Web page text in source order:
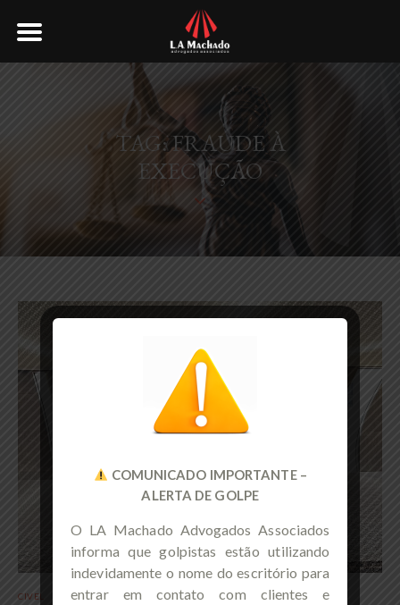
TAG: FRAUDE À
EXECUÇÃO
CIVEL 03/07/2025
COMUNICADO IMPORTANTE –
ALERTA DE GOLPE
O LA Machado Advogados Associados
informa que golpistas estão utilizando
indevidamente o nome do escritório para
entrar em contato com clientes e